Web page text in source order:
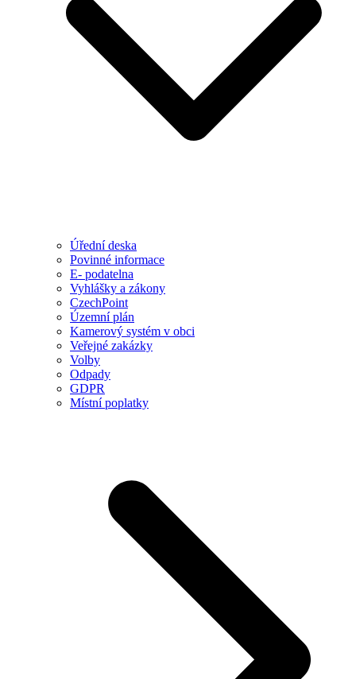
Úřední deska
Povinné informace
E- podatelna
Vyhlášky a zákony
CzechPoint
Územní plán
Kamerový systém v obci
Veřejné zakázky
Volby
Odpady
GDPR
Místní poplatky